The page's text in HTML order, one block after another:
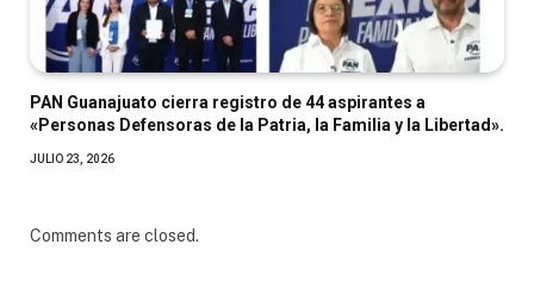
PAN Guanajuato cierra registro de 44 aspirantes a
«Personas Defensoras de la Patria, la Familia y la Libertad».
JULIO 23, 2026
Comments are closed.